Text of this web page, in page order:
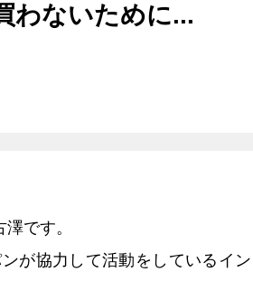
わないために...
です。
が協力して活動をしているイ